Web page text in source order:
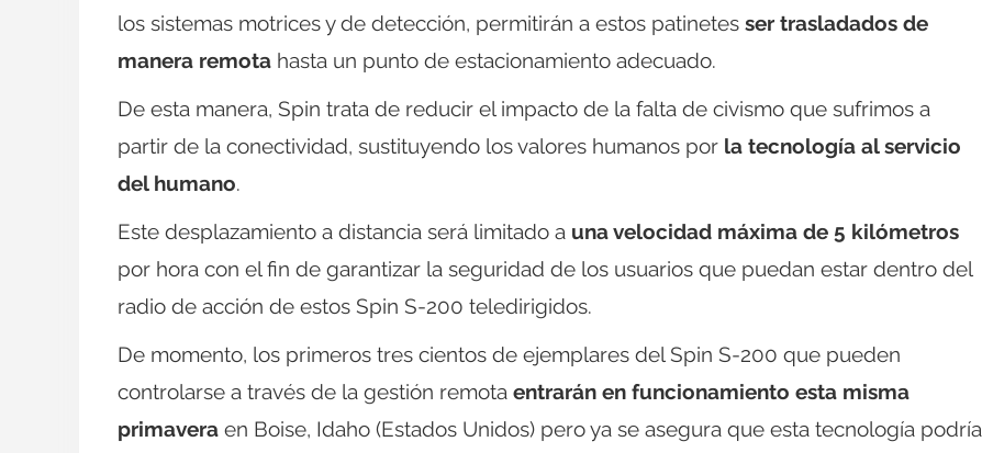
los sistemas motrices y de detección, permitirán a estos patinetes ser trasladados de
manera remota hasta un punto de estacionamiento adecuado.
De esta manera, Spin trata de reducir el impacto de la falta de civismo que sufrimos a
partir de la conectividad, sustituyendo los valores humanos por la tecnología al servicio
del humano.
Este desplazamiento a distancia será limitado a una velocidad máxima de 5 kilómetros
por hora con el fin de garantizar la seguridad de los usuarios que puedan estar dentro del
radio de acción de estos Spin S-200 teledirigidos.
De momento, los primeros tres cientos de ejemplares del Spin S-200 que pueden
controlarse a través de la gestión remota entrarán en funcionamiento esta misma
primavera en Boise, Idaho (Estados Unidos) pero ya se asegura que esta tecnología podría